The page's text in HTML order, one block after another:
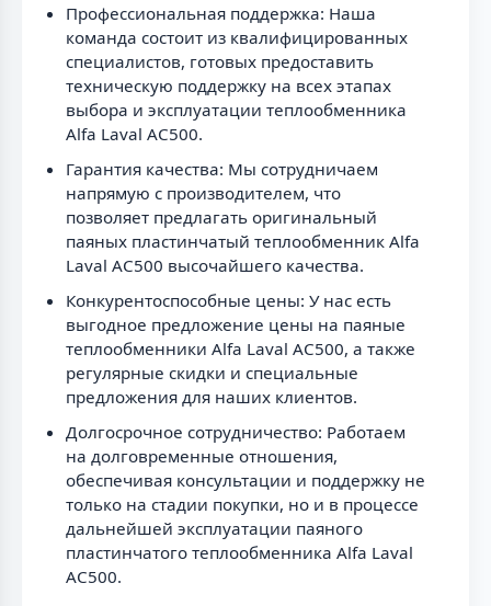
Профессиональная поддержка: Наша
команда состоит из квалифицированных
специалистов, готовых предоставить
техническую поддержку на всех этапах
выбора и эксплуатации теплообменника
Alfa Laval AC500.
Гарантия качества: Мы сотрудничаем
напрямую с производителем, что
позволяет предлагать оригинальный
паяных пластинчатый теплообменник Alfa
Laval AC500 высочайшего качества.
Конкурентоспособные цены: У нас есть
выгодное предложение цены на паяные
теплообменники Alfa Laval AC500, а также
регулярные скидки и специальные
предложения для наших клиентов.
Долгосрочное сотрудничество: Работаем
на долговременные отношения,
обеспечивая консультации и поддержку не
только на стадии покупки, но и в процессе
дальнейшей эксплуатации паяного
пластинчатого теплообменника Alfa Laval
AC500.